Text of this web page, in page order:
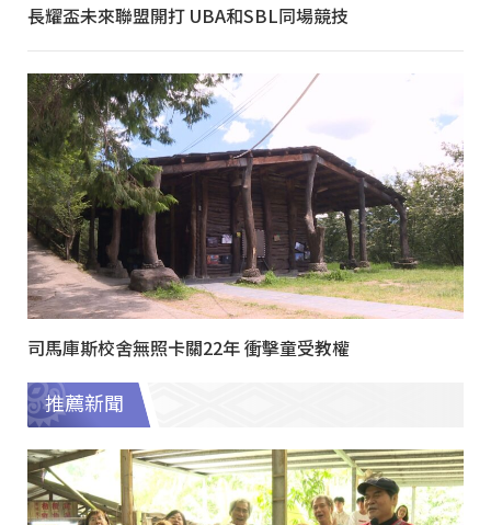
長耀盃未來聯盟開打 UBA和SBL同場競技
司馬庫斯校舍無照卡關22年 衝擊童受教權
推薦新聞